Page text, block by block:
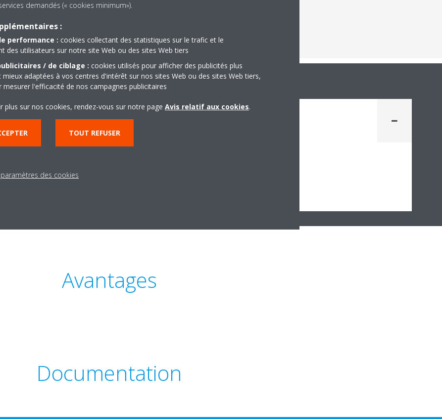
et une télécommande sans fil
Documents
Avantages
Documentation
demandés (« cookies minimum»).
:
performance : cookies collectant des statistiques sur le trafic et le
des utilisateurs sur notre site Web ou des sites Web tiers
/ de ciblage : cookies utilisés pour afficher des publicités plus
adaptées à vos centres d'intérêt sur nos sites Web ou des sites Web tiers,
mesurer l'efficacité de nos campagnes publicitaires
plus sur nos cookies, rendez-vous sur notre page Avis relatif aux cookies.
TOUT REFUSER
des cookies